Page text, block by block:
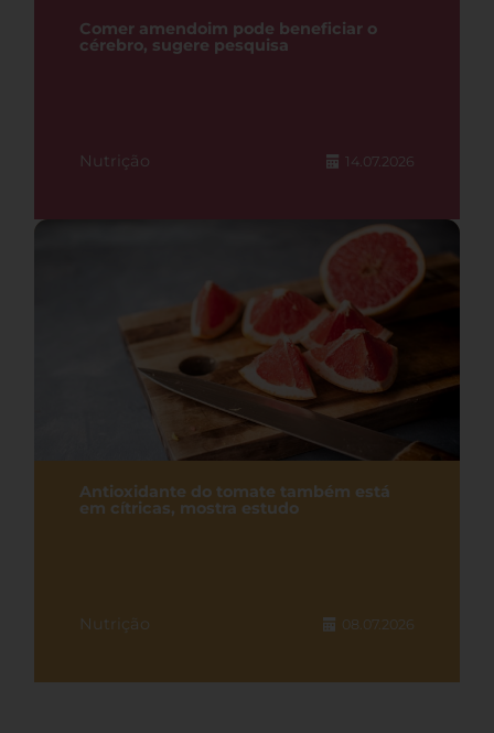
Comer amendoim pode beneficiar o
cérebro, sugere pesquisa
Nutrição 14.07.2026
Antioxidante do tomate também está
em cítricas, mostra estudo
Nutrição 08.07.2026